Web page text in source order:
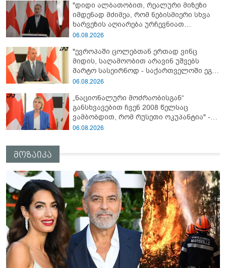
ირაკლი კობახიძე
"დიდი ალბათობით, რეალური მიზეზი
იმდენად მძიმეა, რომ ნებისმიერი სხვა
ხარვეზის აღიარება ურჩევნიათ
ნამდვილი მიზეზის გამოაშკარავებას" -
გათიშვაზე
06.08.2026
"ევროპაში ცოლებთან ერთად ვინც
მიდის, საღამოობით არავინ უშვებს
მარტო სასეირნოდ - საქართველოში ეგ
პრობლემა არ არის!" - ლევან
06.08.2026
„ნაციონალური მოძრაობისგან“
განსხვავებით ჩვენ 2008 წელსაც
ვამბობდით, რომ რუსეთი ოკუპანტია" -
ნინო წილოსანი
06.08.2026
მოზაიკა